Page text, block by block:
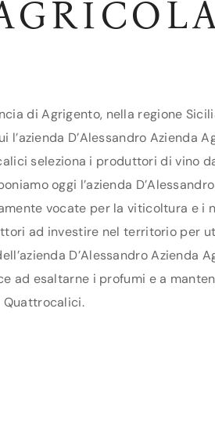
di Agrigento, nella regione
D’Alessandro Azienda
seleziona i produttori di vino
oggi l’azienda
vocate per la viticoltura e i
ad investire nel territorio per
D’Alessandro Azienda
ad esaltarne i profumi e a
Quattrocalici.